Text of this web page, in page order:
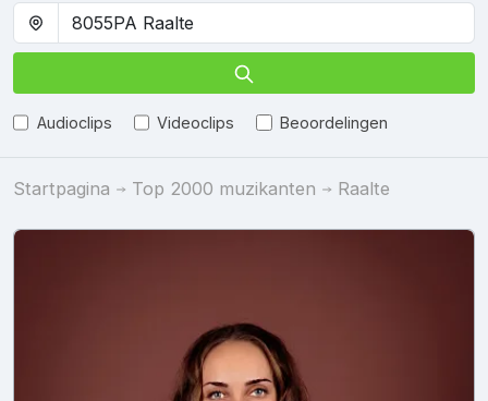
Audioclips Videoclips Beoordelingen
Startpagina Top 2000 muzikanten Raalte